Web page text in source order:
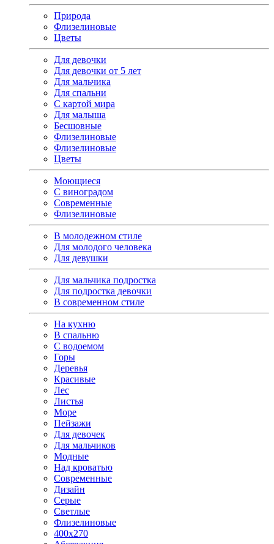
Природа
Флизелиновые
Цветы
Для девочки
Для девочки от 5 лет
Для мальчика
Для спальни
С картой мира
Для малыша
Бесшовные
Флизелиновые
Флизелиновые
Цветы
Моющиеся
С виноградом
Современные
Флизелиновые
В молодежном стиле
Для молодого человека
Для девушки
Для мальчика подростка
Для подростка девочки
В современном стиле
На кухню
В спальню
С водоемом
Горы
Деревья
Красивые
Лес
Листья
Море
Пейзажи
Для девочек
Для мальчиков
Модные
Над кроватью
Современные
Дизайн
Серые
Светлые
Флизелиновые
400х270